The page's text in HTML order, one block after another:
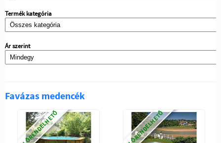
Termék kategória
Ár szerint
Favázas medencék
ELŐRENDELHETŐ ELŐRENDELHETŐ